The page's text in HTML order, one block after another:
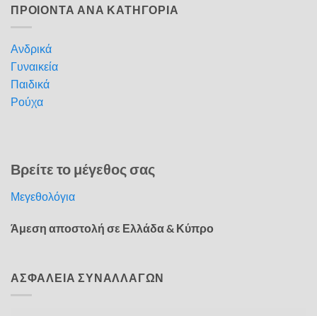
ΠΡΟΙΟΝΤΑ ΑΝΑ ΚΑΤΗΓΟΡΙΑ
Ανδρικά
Γυναικεία
Παιδικά
Ρούχα
Βρείτε το μέγεθος σας
Μεγεθολόγια
Άμεση αποστολή σε Ελλάδα & Κύπρο
ΑΣΦΑΛΕΙΑ ΣΥΝΑΛΛΑΓΩΝ